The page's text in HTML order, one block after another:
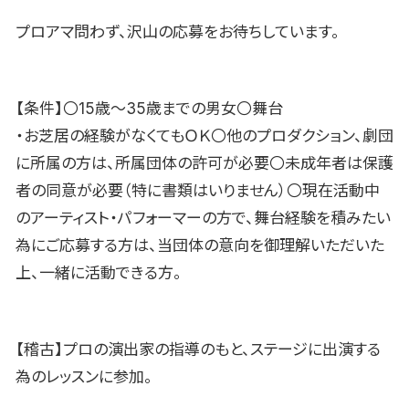
プロアマ問わず、沢山の応募をお待ちしています。
【条件】〇15歳〜35歳までの男女〇舞台
・お芝居の経験がなくてもＯＫ〇他のプロダクション、劇団
に所属の方は、所属団体の許可が必要〇未成年者は保護
者の同意が必要（特に書類はいりません）〇現在活動中
のアーティスト・パフォーマーの方で、舞台経験を積みたい
為にご応募する方は、当団体の意向を御理解いただいた
上、一緒に活動できる方。
【稽古】プロの演出家の指導のもと、ステージに出演する
為のレッスンに参加。